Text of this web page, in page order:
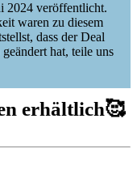
2024 veröffentlicht.
waren zu diesem
dass der Deal
hat, teile uns
erhältlich🥰